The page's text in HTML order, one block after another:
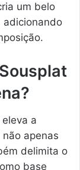
um belo
adicionando
eleva a
apenas
delimita o
base